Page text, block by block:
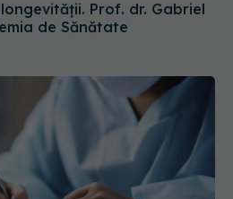
de Sănătate